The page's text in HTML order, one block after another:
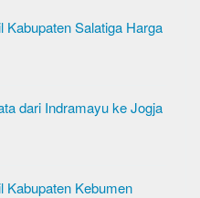
Kabupaten Salatiga Harga
dari Indramayu ke Jogja
Kabupaten Kebumen